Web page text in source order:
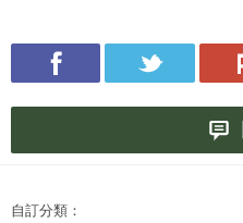
自訂分類：